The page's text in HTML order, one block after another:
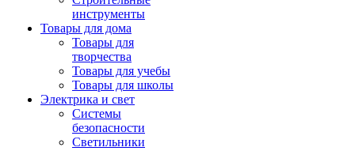
инструменты
Товары для дома
Товары для
творчества
Товары для учебы
Товары для школы
Электрика и свет
Системы
безопасности
Светильники